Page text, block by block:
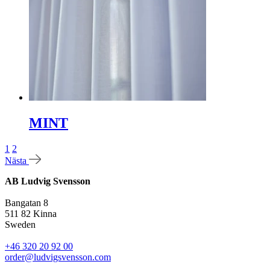
MINT
1 2
Nästa
AB Ludvig Svensson
Bangatan 8
511 82 Kinna
Sweden
+46 320 20 92 00
order@ludvigsvensson.com